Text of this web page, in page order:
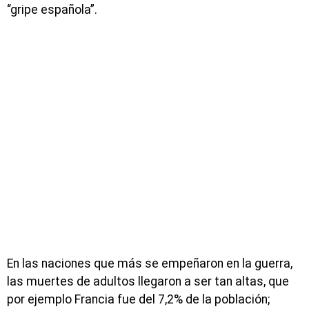
“gripe española”.
En las naciones que más se empeñaron en la guerra,
las muertes de adultos llegaron a ser tan altas, que
por ejemplo Francia fue del 7,2% de la población;